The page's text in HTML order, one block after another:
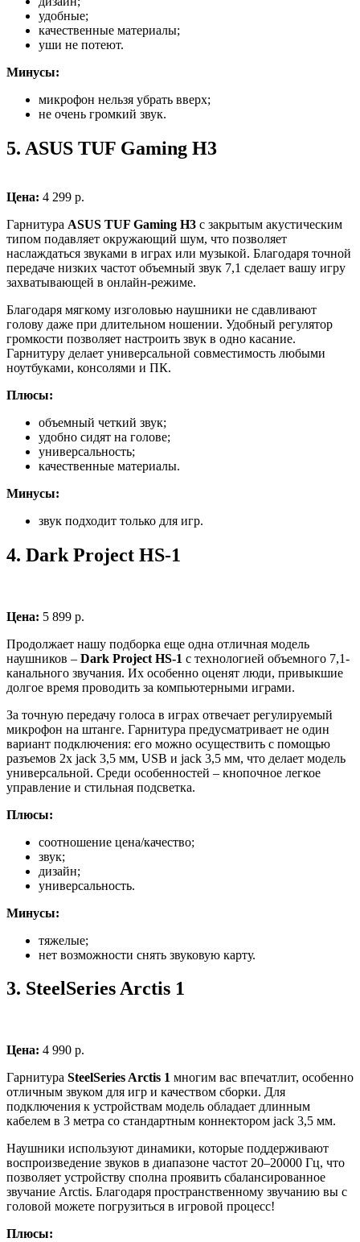
удобные;
качественные материалы;
уши не потеют.
Минусы:
микрофон нельзя убрать вверх;
не очень громкий звук.
5. ASUS TUF Gaming H3
Цена: 4 299 р.
Гарнитура ASUS TUF Gaming H3 с закрытым акустическим
типом подавляет окружающий шум, что позволяет
наслаждаться звуками в играх или музыкой. Благодаря точной
передаче низких частот объемный звук 7,1 сделает вашу игру
захватывающей в онлайн-режиме.
Благодаря мягкому изголовью наушники не сдавливают
голову даже при длительном ношении. Удобный регулятор
громкости позволяет настроить звук в одно касание.
Гарнитуру делает универсальной совместимость любыми
ноутбуками, консолями и ПК.
Плюсы:
объемный четкий звук;
удобно сидят на голове;
универсальность;
качественные материалы.
Минусы:
звук подходит только для игр.
4. Dark Project HS-1
Цена: 5 899 р.
Продолжает нашу подборка еще одна отличная модель
наушников – Dark Project HS-1 с технологией объемного 7,1-
канального звучания. Их особенно оценят люди, привыкшие
долгое время проводить за компьютерными играми.
За точную передачу голоса в играх отвечает регулируемый
микрофон на штанге. Гарнитура предусматривает не один
вариант подключения: его можно осуществить с помощью
разъемов 2x jack 3,5 мм, USB и jack 3,5 мм, что делает модель
универсальной. Среди особенностей – кнопочное легкое
управление и стильная подсветка.
Плюсы:
соотношение цена/качество;
звук;
дизайн;
универсальность.
Минусы:
тяжелые;
нет возможности снять звуковую карту.
3. SteelSeries Arctis 1
Цена: 4 990 р.
Гарнитура SteelSeries Arctis 1 многим вас впечатлит, особенно
отличным звуком для игр и качеством сборки. Для
подключения к устройствам модель обладает длинным
кабелем в 3 метра со стандартным коннектором jack 3,5 мм.
Наушники используют динамики, которые поддерживают
воспроизведение звуков в диапазоне частот 20–20000 Гц, что
позволяет устройству сполна проявить сбалансированное
звучание Arctis. Благодаря пространственному звучанию вы с
головой можете погрузиться в игровой процесс!
Плюсы: